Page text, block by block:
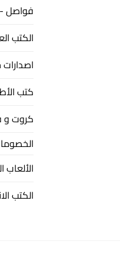
فواصل
الكتب
كتب
كروت
الألعاب
الكتب